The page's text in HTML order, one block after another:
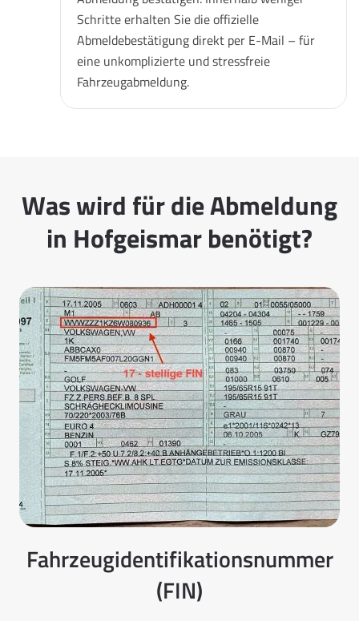
Schritte erhalten Sie die offizielle
Abmeldebestätigung direkt per E-Mail – für
eine unkomplizierte und stressfreie
Fahrzeugabmeldung.
Was wird für die Abmeldung
in Hofgeismar benötigt?
Fahrzeugidentifikationsnummer
(FIN)